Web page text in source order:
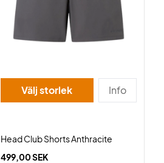
Välj storlek Info
Head Club Shorts Anthracite
499,00 SEK